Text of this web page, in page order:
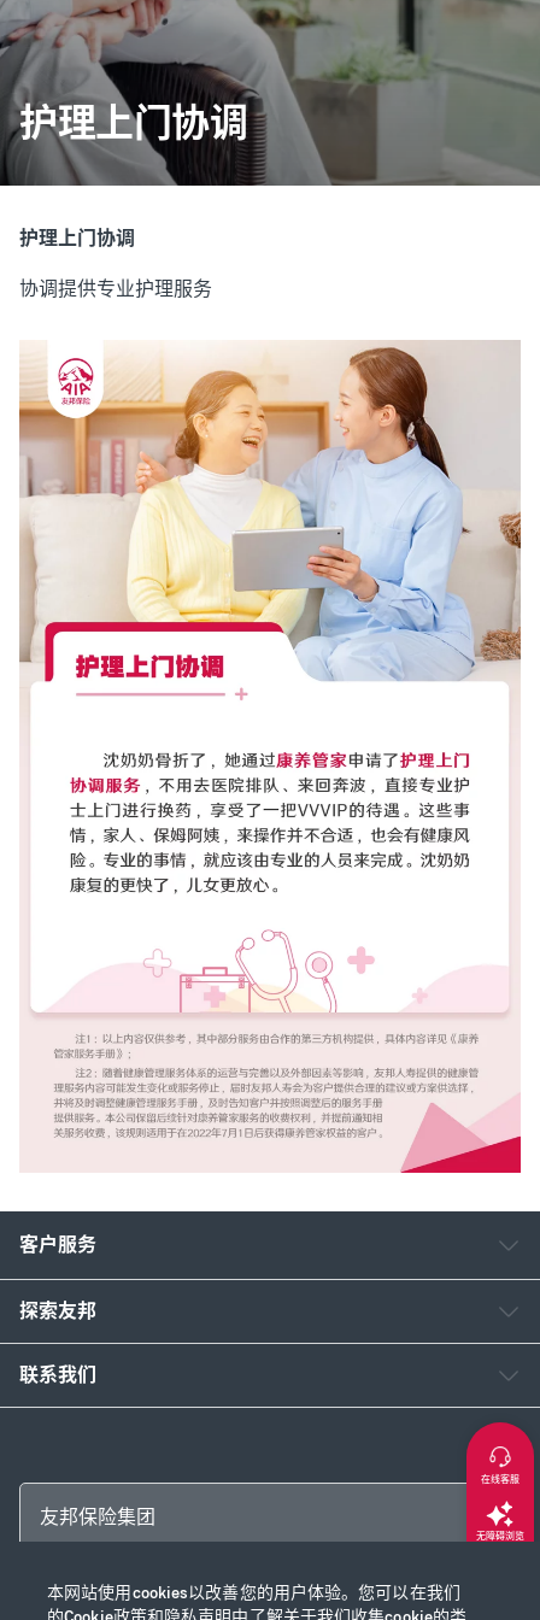
护理上门协调
护理上门协调
协调提供专业护理服务
本网站使用cookies以改善您的用户体验。您可以在我们
客户服务
探索友邦
联系我们
友邦保险集团
Copyright © 2026 友邦保险控股有限公司及其附属公司
在线客服
无障碍浏览